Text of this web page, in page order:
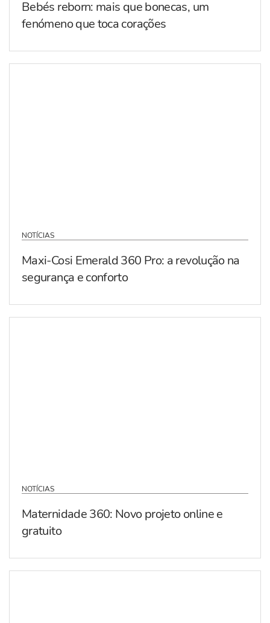
Bebés reborn: mais que bonecas, um
fenómeno que toca corações
NOTÍCIAS
Maxi-Cosi Emerald 360 Pro: a revolução na
segurança e conforto
NOTÍCIAS
Maternidade 360: Novo projeto online e
gratuito